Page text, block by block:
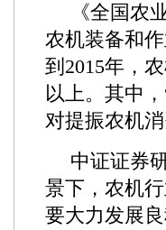
《全国农
农机装备和
到2015年，
以上。其中
对提振农机消
中证证券
景下，农机
要大力发展